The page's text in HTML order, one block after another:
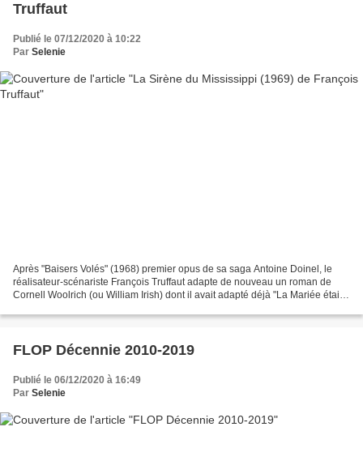
Truffaut
Publié le 07/12/2020 à 10:22
Par Selenie
Après "Baisers Volés" (1968) premier opus de sa saga Antoine Doinel, le
réalisateur-scénariste François Truffaut adapte de nouveau un roman de
Cornell Woolrich (ou William Irish) dont il avait adapté déjà "La Mariée était
FLOP Décennie 2010-2019
Publié le 06/12/2020 à 16:49
Par Selenie